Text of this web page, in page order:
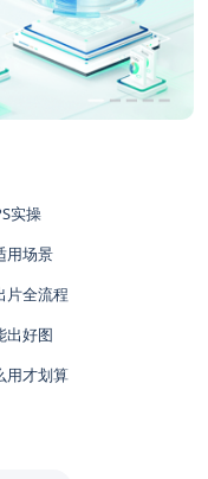
实操
用场景
片全流程
出好图
用才划算